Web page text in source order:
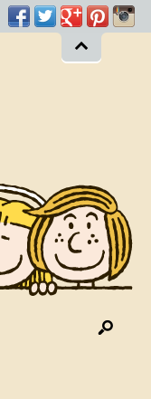
Facebook
TwitterGoogleplus
Pinterest